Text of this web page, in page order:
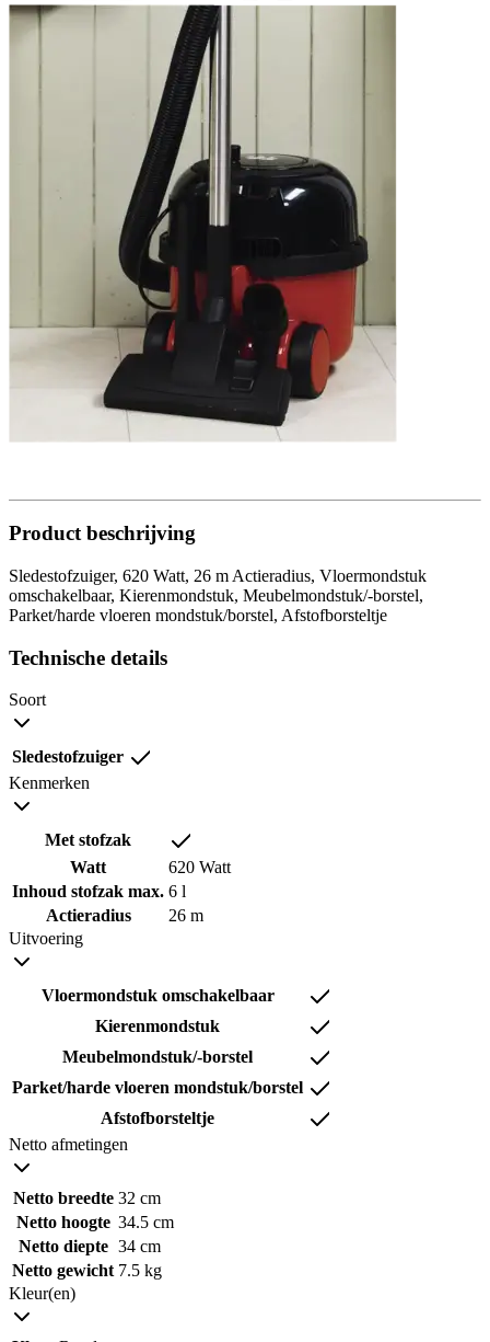
Product beschrijving
Sledestofzuiger, 620 Watt, 26 m Actieradius, Vloermondstuk
omschakelbaar, Kierenmondstuk, Meubelmondstuk/-borstel,
Parket/harde vloeren mondstuk/borstel, Afstofborsteltje
Technische details
Soort
Sledestofzuiger
Kenmerken
Met stofzak
Watt
620 Watt
Inhoud stofzak max. 6 l
Actieradius
26 m
Uitvoering
Vloermondstuk omschakelbaar
Kierenmondstuk
Meubelmondstuk/-borstel
Parket/harde vloeren mondstuk/borstel
Afstofborsteltje
Netto afmetingen
Netto breedte 32 cm
Netto hoogte 34.5 cm
Netto diepte 34 cm
Netto gewicht 7.5 kg
Kleur(en)